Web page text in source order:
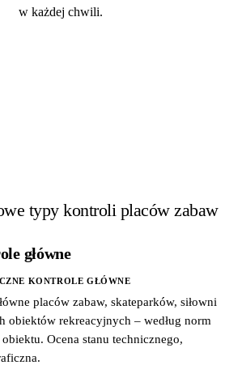
w każdej chwili.
typy kontroli placów zabaw
główne
KONTROLE GŁÓWNE
placów zabaw, skateparków, siłowni
obiektów rekreacyjnych – według norm
Ocena stanu technicznego,